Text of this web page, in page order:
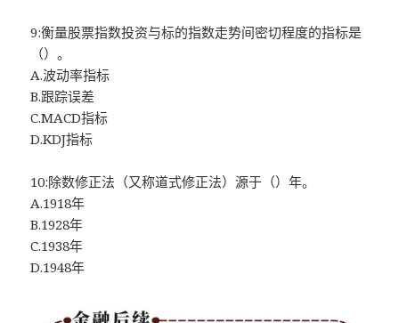
9:衡量股票指数投资与标的指数走势间密切程度的指标是
（）。
A.波动率指标
B.跟踪误差
C.MACD指标
D.KDJ指标
10:除数修正法（又称道式修正法）源于（）年。
A.1918年
B.1928年
C.1938年
D.1948年